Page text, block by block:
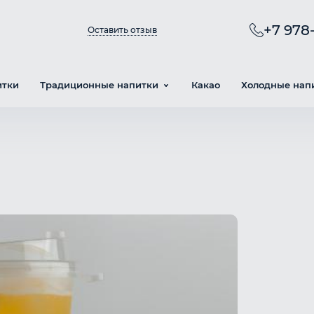
Оставить отзыв +7
Традиционные напитки Какао Холодные